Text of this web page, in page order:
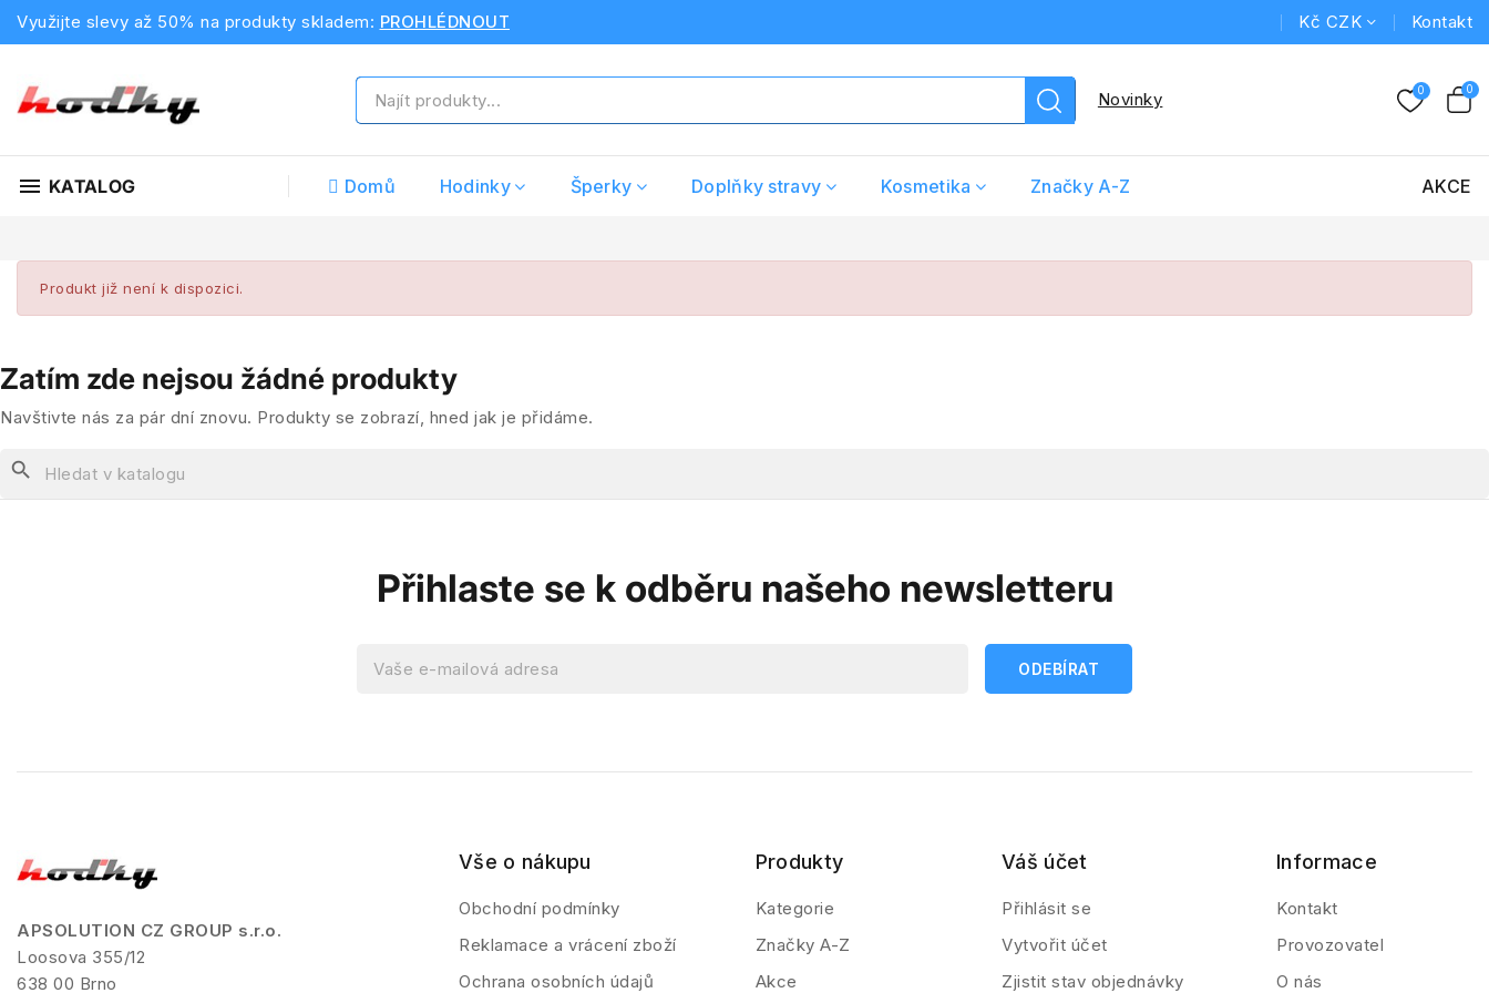
Využijte slevy až 50% na produkty skladem: PROHLÉDNOUT Kč CZK Kontakt
Novinky
menu KATALOG Domů Hodinky Šperky Doplňky stravy Kosmetika Značky A-Z AKCE
Produkt již není k dispozici.
Zatím zde nejsou žádné produkty
Navštivte nás za pár dní znovu. Produkty se zobrazí, hned jak je přidáme.
search
Přihlaste se k odběru našeho newsletteru
APSOLUTION CZ GROUP s.r.o.
Loosova 355/12
638 00 Brno
Vše o nákupu
Obchodní podmínky
Reklamace a vrácení zboží
Ochrana osobních údajů
Produkty
Kategorie
Značky A-Z
Akce
Váš účet
Přihlásit se
Vytvořit účet
Zjistit stav objednávky
Informace
Kontakt
Provozovatel
O nás